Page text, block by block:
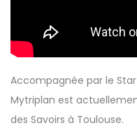
Accompagnée par le
Mytriplan est
des Savoirs à Toulouse.